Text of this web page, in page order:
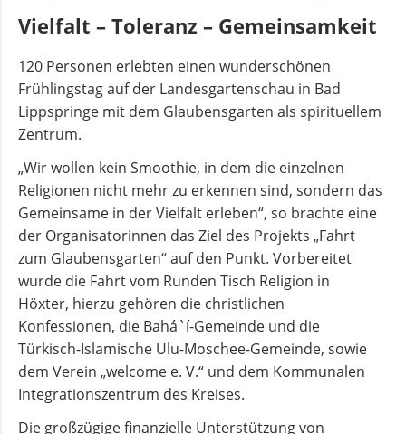
Vielfalt – Toleranz – Gemeinsamkeit
120 Personen erlebten einen wunderschönen
Frühlingstag auf der Landesgartenschau in Bad
Lippspringe mit dem Glaubensgarten als spirituellem
Zentrum.
„Wir wollen kein Smoothie, in dem die einzelnen
Religionen nicht mehr zu erkennen sind, sondern das
Gemeinsame in der Vielfalt erleben“, so brachte eine
der Organisatorinnen das Ziel des Projekts „Fahrt
zum Glaubensgarten“ auf den Punkt. Vorbereitet
wurde die Fahrt vom Runden Tisch Religion in
Höxter, hierzu gehören die christlichen
Konfessionen, die Bahá`í-Gemeinde und die
Türkisch-Islamische Ulu-Moschee-Gemeinde, sowie
dem Verein „welcome e. V.“ und dem Kommunalen
Integrationszentrum des Kreises.
Die großzügige finanzielle Unterstützung von